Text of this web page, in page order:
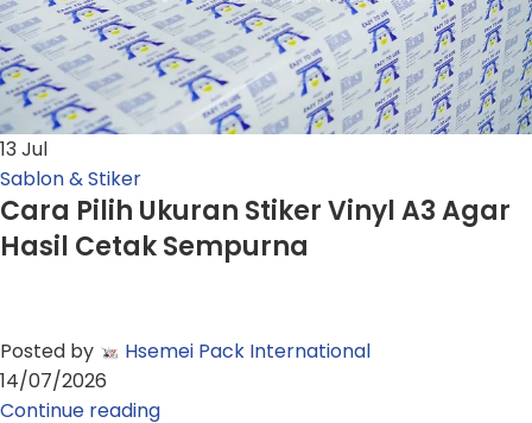
13 Jul
Sablon & Stiker
Cara Pilih Ukuran Stiker Vinyl A3 Agar
Hasil Cetak Sempurna
Posted by
Hsemei Pack International
14/07/2026
Continue reading